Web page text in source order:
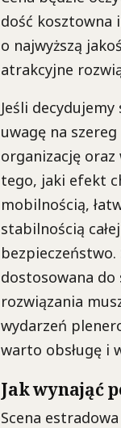
dość kosztowna
o najwyższą
atrakcyjne
Jeśli
uwagę na
organizację oraz
tego, jaki efekt
mobilnością,
stabilnością
dostosowana do
rozwiązania
wydarzeń
warto obsługę i
Jak wynająć
Scena